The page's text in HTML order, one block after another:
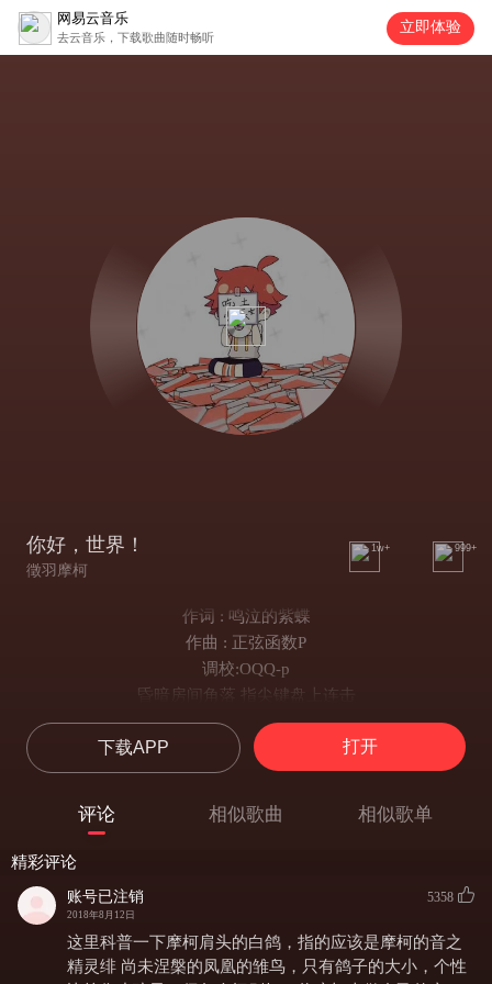
网易云音乐
去云音乐，下载歌曲随时畅听
立即体验
你好，世界！
徵羽摩柯
1w+ 999+
作词 : 鸣泣的紫蝶
作曲 : 正弦函数P
调校:OQQ-p
昏暗房间角落 指尖键盘上连击
时针重合过零点 不过我的夜晚还在继续
拥挤桌案并排 亮着三台显示器
整理新程序架构 光标字里行间来来去去
等泡面热出香气 正好点开列表里的番剧
世界在我眼中分裂旋转又再度整合
没有任何永远不被挑战的规则
就像我肩头貌似平凡的白鸽
下载APP 打开
评论 相似歌曲 相似歌单
精彩评论
账号已注销
2018年8月12日
5358
这里科普一下摩柯肩头的白鸽，指的应该是摩柯的音之
精灵绯 尚未涅槃的凤凰的雏鸟，只有鸽子的大小，个性